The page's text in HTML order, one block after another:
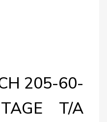
205-60-
T/A